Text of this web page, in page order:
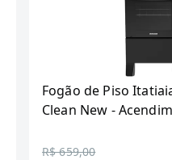
Fogão de Piso
Clean New -
R$ 659,00